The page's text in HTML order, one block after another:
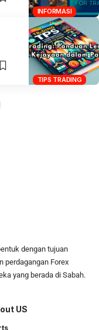
INFORMASI
TIPS TRADING
dengan tujuan
perdagangan Forex
yang berada di Sabah.
US